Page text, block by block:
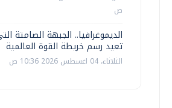
ص
الديموغرافيا.. الجبهة الصامتة
تعيد رسم خريطة القوة العالمية
الثلاثاء، 04 اغسطس 2026 10:36 ص